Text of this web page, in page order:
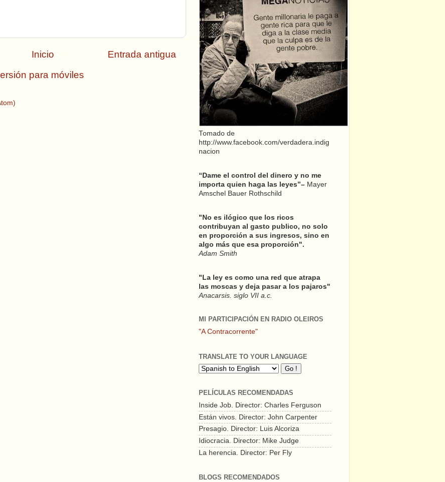
Entrada antigua
Inicio
para móviles
Tomado de
http://www.facebook.com/verdadera.indig
nacion
“Dame el control del dinero y no me
importa quien haga las leyes”– Mayer
Amschel Bauer Rothschild
"No es ilógico que los ricos
contribuyan al gasto publico, no solo
en proporción a sus ingresos, sino en
algo más que esa proporción".
Adam Smith
"La ley es como una red que atrapa
las moscas y deja pasar a los pajaros"
Anacarsis. siglo VII a.c.
MI PARTICIPACIÓN EN RADIO OLEIROS
"A Contracorrente"
TRANSLATE TO YOUR LANGUAGE
PELÍCULAS RECOMENDADAS
Inside Job. Director: Charles Ferguson
Están vivos. Director: John Carpenter
Presagio. Director: Luis Alcoriza
Idiocracia. Director: Mike Judge
La herencia. Director: Per Fly
BLOGS RECOMENDADOS